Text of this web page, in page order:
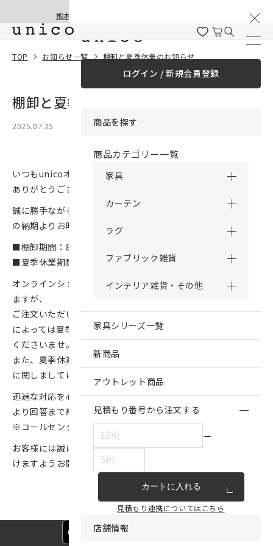
熊本地震の影響による配送遅延と停止について
ログイン / 新規会員登録
商品を探す
商品カテゴリー一覧
家具
カーテン
ラグ
ファブリック雑貨
インテリア雑貨・その他
家具シリーズ一覧
新商品
アウトレット商品
見積もり番号から注文する
ー
カートに入れる
見積もり連携についてはこちら
店舗情報
TOP お知らせ一覧 棚卸と夏季休業のお知らせ
棚卸と夏季休業のお知らせ
2025.07.25
いつもunicoオンラインショップをご利用いただきまして誠に
ありがとうございます。
誠に勝手ながら、弊社の棚卸と夏季休業に伴い、8月中は通常
の納期よりお時間を頂戴いたします。
■棚卸期間：8/1(金)～8/7(木)
■夏季休業期間：8/13(水)～8/17(日)
オンラインショップでのご注文につきましては常時承っており
ますが、
ご注文いただいた商品の発送は棚卸終了後、またはご注文日
によっては夏季休業終了後になりますので、あらかじめご了承
くださいませ。
また、夏季休業中やその前後にいただきましたお問い合わせ
に関しましては、8/18（月）以降に順次ご返信いたします。
迅速な対応を心がけておりますが、お問い合わせ混雑状況に
より回答まで約1週間ほどお時間がかかる場合がございます。
※コールセンターは通常通り営業しております。
お客様には誠にご不便をお掛けしますが、何卒ご理解いただ
けますようお願い申し上げます。